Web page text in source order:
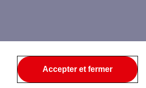
Accepter et fermer